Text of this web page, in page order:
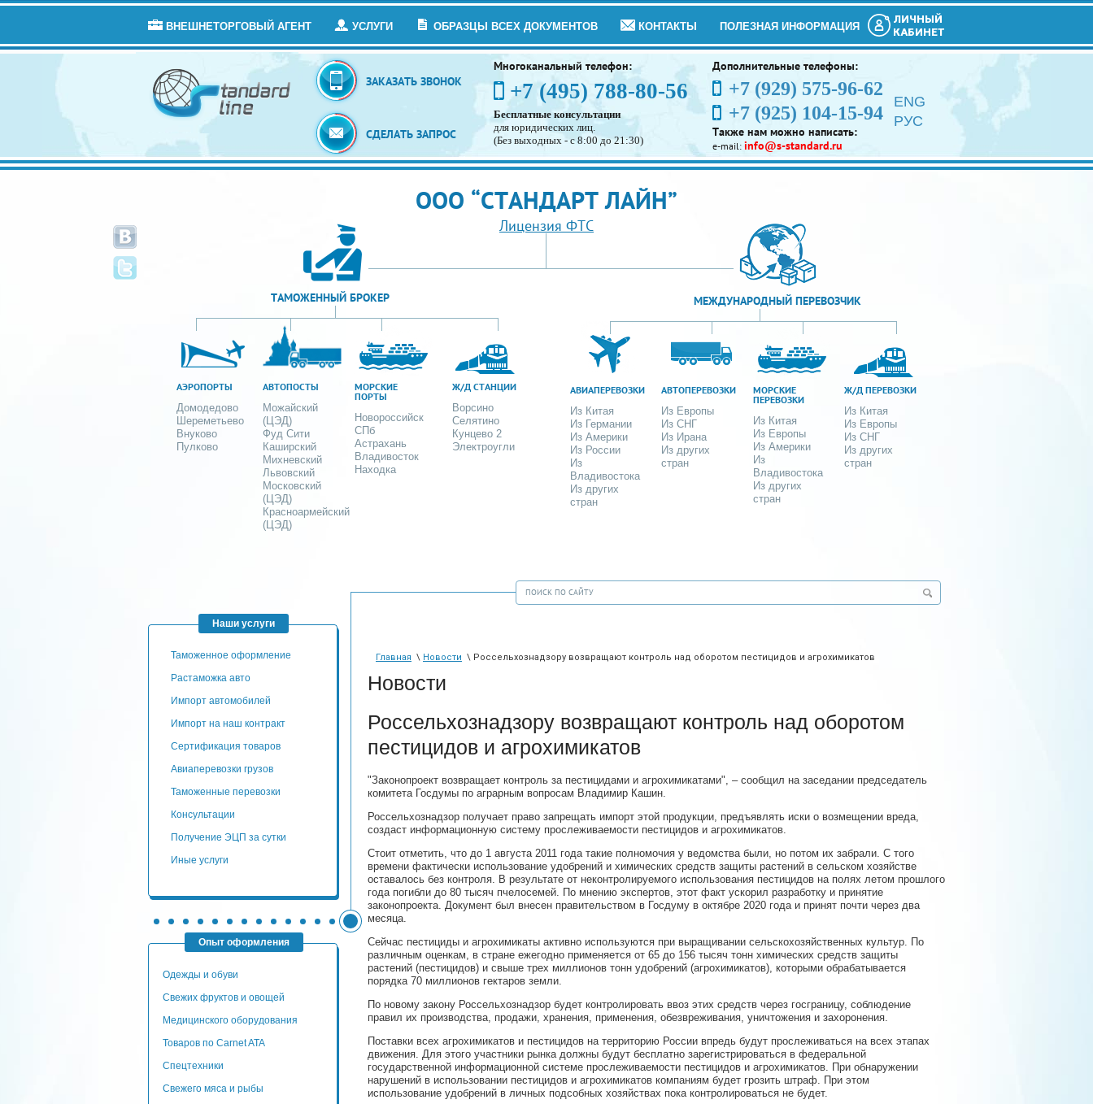
ВНЕШНЕТОРГОВЫЙ АГЕНТ УСЛУГИ ОБРАЗЦЫ ВСЕХ ДОКУМЕНТОВ КОНТАКТЫ ПОЛЕЗНАЯ ИНФОРМАЦИЯ
ЛИЧНЫЙ
КАБИНЕТ
ЗАКАЗАТЬ ЗВОНОК
СДЕЛАТЬ ЗАПРОС
Многоканальный телефон:
+7 (495) 788-80-56
Бесплатные консультации
для юридических лиц.
(Без выходных - с 8:00 до 21:30)
Дополнительные телефоны:
+7 (929) 575-96-62
+7 (925) 104-15-94
Также нам можно написать:
e-mail: info@s-standard.ru
ENG
РУС
ООО “СТАНДАРТ ЛАЙН”
Лицензия ФТС
ТАМОЖЕННЫЙ БРОКЕР
АЭРОПОРТЫ
Домодедово
Шереметьево
Внуково
Пулково
АВТОПОСТЫ
Можайский
(ЦЭД)
Фуд Сити
Каширский
Михневский
Львовский
Московский
(ЦЭД)
Красноармейский
(ЦЭД)
МОРСКИЕ
ПОРТЫ
Новороссийск
СПб
Астрахань
Владивосток
Находка
Ж/Д СТАНЦИИ
Ворсино
Селятино
Кунцево 2
Электроугли
МЕЖДУНАРОДНЫЙ ПЕРЕВОЗЧИК
АВИАПЕРЕВОЗКИ
Из Китая
Из Германии
Из Америки
Из России
Из
Владивостока
Из других
стран
АВТОПЕРЕВОЗКИ
Из Европы
Из СНГ
Из Ирана
Из других
стран
МОРСКИЕ
ПЕРЕВОЗКИ
Из Китая
Из Европы
Из Америки
Из
Владивостока
Из других
стран
Ж/Д ПЕРЕВОЗКИ
Из Китая
Из Европы
Из СНГ
Из других
стран
Наши услуги
таможенное оформление
Растаможка авто
Импорт автомобилей
импорт на наш контракт
сертификация товаров
авиаперевозки грузов
таможенные перевозки
консультации
Получение ЭЦП за сутки
Иные услуги
Опыт оформления
Одежды и обуви
Свежих фруктов и овощей
Медицинского оборудования
Товаров по Carnet ATA
Спецтехники
Свежего мяса и рыбы
Главная \ Новости \ Россельхознадзору возвращают контроль над оборотом пестицидов и агрохимикатов
Новости
Россельхознадзору возвращают контроль над оборотом
пестицидов и агрохимикатов
"Законопроект возвращает контроль за пестицидами и агрохимикатами", – сообщил на заседании председатель
комитета Госдумы по аграрным вопросам Владимир Кашин.
Россельхознадзор получает право запрещать импорт этой продукции, предъявлять иски о возмещении вреда,
создаст информационную систему прослеживаемости пестицидов и агрохимикатов.
Стоит отметить, что до 1 августа 2011 года такие полномочия у ведомства были, но потом их забрали. С того
времени фактически использование удобрений и химических средств защиты растений в сельском хозяйстве
оставалось без контроля. В результате от неконтролируемого использования пестицидов на полях летом прошлого
года погибли до 80 тысяч пчелосемей. По мнению экспертов, этот факт ускорил разработку и принятие
законопроекта. Документ был внесен правительством в Госдуму в октябре 2020 года и принят почти через два
месяца.
Сейчас пестициды и агрохимикаты активно используются при выращивании сельскохозяйственных культур. По
различным оценкам, в стране ежегодно применяется от 65 до 156 тысяч тонн химических средств защиты
растений (пестицидов) и свыше трех миллионов тонн удобрений (агрохимикатов), которыми обрабатывается
порядка 70 миллионов гектаров земли.
По новому закону Россельхознадзор будет контролировать ввоз этих средств через госграницу, соблюдение
правил их производства, продажи, хранения, применения, обезвреживания, уничтожения и захоронения.
Поставки всех агрохимикатов и пестицидов на территорию России впредь будут прослеживаться на всех этапах
движения. Для этого участники рынка должны будут бесплатно зарегистрироваться в федеральной
государственной информационной системе прослеживаемости пестицидов и агрохимикатов. При обнаружении
нарушений в использовании пестицидов и агрохимикатов компаниям будет грозить штраф. При этом
использование удобрений в личных подсобных хозяйствах пока контролироваться не будет.